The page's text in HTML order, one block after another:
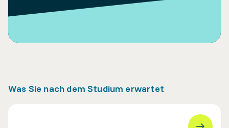
Was Sie nach dem Studium erwartet